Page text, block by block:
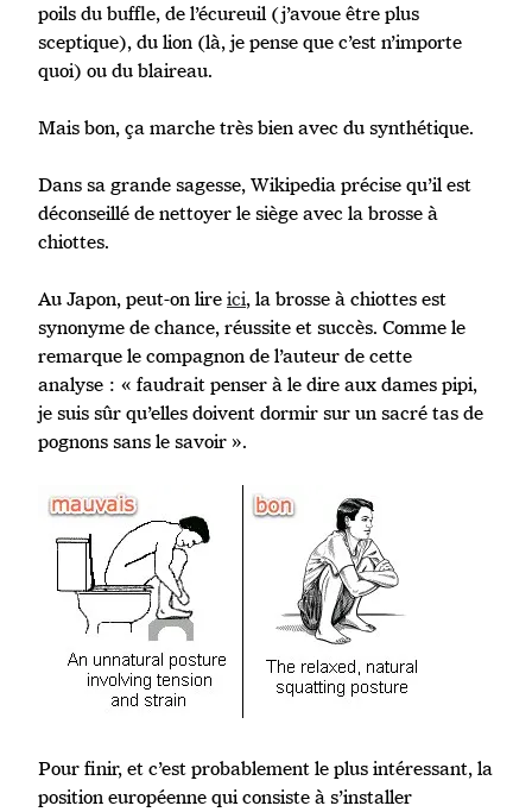
poils du buffle, de l’écureuil (j’avoue être plus
sceptique), du lion (là, je pense que c’est n’importe
quoi) ou du blaireau.
Mais bon, ça marche très bien avec du synthétique.
Dans sa grande sagesse, Wikipedia précise qu’il est
déconseillé de nettoyer le siège avec la brosse à
chiottes.
Au Japon, peut-on lireici, la brosse à chiottes est
synonyme de chance, réussite et succès. Comme le
remarque le compagnon de l’auteur de cette
analyse : « faudrait penser à le dire aux dames pipi,
je suis sûr qu’elles doivent dormir sur un sacré tas de
pognons sans le savoir ».
Pour finir, et c’est probablement le plus intéressant, la
position européenne qui consiste à s’installer